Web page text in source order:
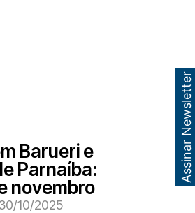
Barueri e
Parnaíba:
novembro
10/2025
Assinar Newsletter